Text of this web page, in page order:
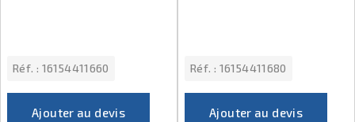
Réf. : 16154411660
Ajouter au devis
Réf. : 16154411680
Ajouter au devis